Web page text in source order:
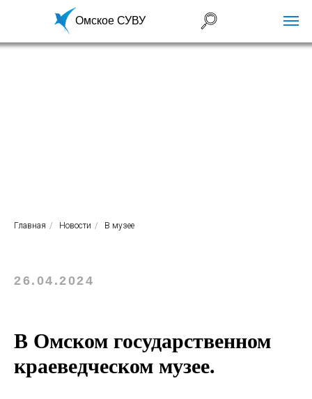
Омское СУВУ
Главная / Новости / В музее
26.04.2024
В Омском государственном
краеведческом музее.